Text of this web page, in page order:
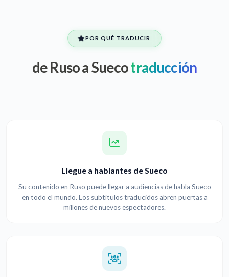
POR QUÉ TRADUCIR
de Ruso a Suecotraducción
Llegue a hablantes de Sueco
Su contenido en Ruso puede llegar a audiencias de habla Sueco
en todo el mundo. Los subtítulos traducidos abren puertas a
millones de nuevos espectadores.